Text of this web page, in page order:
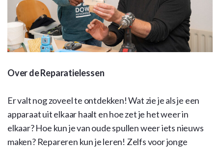
Over de Reparatielessen
Er valt nog zoveel te ontdekken! Wat zie je als je een
apparaat uit elkaar haalt en hoe zet je het weer in
elkaar? Hoe kun je van oude spullen weer iets nieuws
maken? Repareren kun je leren! Zelfs voor jonge